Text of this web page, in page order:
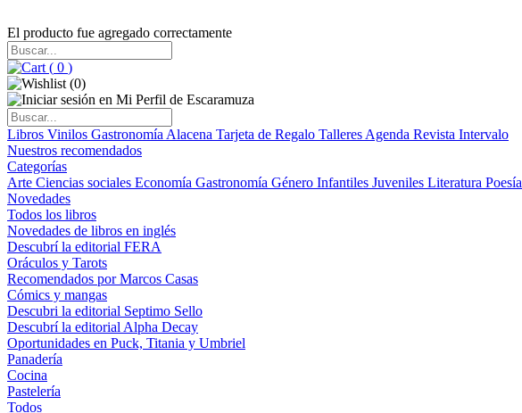
El producto fue agregado correctamente
( 0 )
(0)
Libros Vinilos Gastronomía Alacena Tarjeta de Regalo Talleres Agenda Revista Intervalo
Nuestros recomendados
Categorías
Arte Ciencias sociales Economía Gastronomía Género Infantiles Juveniles Literatura Poesía
Novedades
Todos los libros
Novedades de libros en inglés
Descubrí la editorial FERA
Oráculos y Tarots
Recomendados por Marcos Casas
Cómics y mangas
Descubri la editorial Septimo Sello
Descubrí la editorial Alpha Decay
Oportunidades en Puck, Titania y Umbriel
Panadería
Cocina
Pastelería
Todos